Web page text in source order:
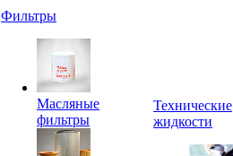
Фильтры
Масляные
фильтры
Технические
жидкости